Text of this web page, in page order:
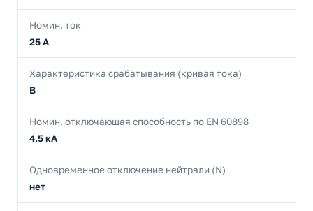
Номин. ток
25 А
Характеристика срабатывания (кривая тока)
B
Номин. отключающая способность по EN 60898
4.5 кА
Одновременное отключение нейтрали (N)
нет